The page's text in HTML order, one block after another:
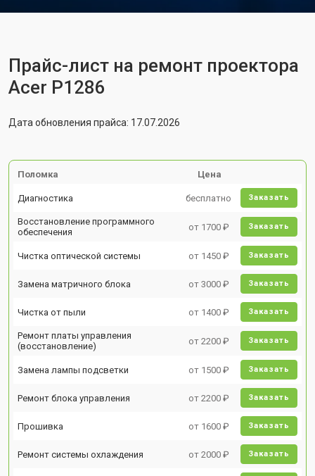
Прайс-лист на ремонт проектора
Acer P1286
Дата обновления прайса: 17.07.2026
Поломка Цена
Диагностика бесплатно Заказать
Восстановление программного
обеспечения
от 1700 ₽ Заказать
Чистка оптической системы от 1450 ₽ Заказать
Замена матричного блока от 3000 ₽ Заказать
Чистка от пыли от 1400 ₽ Заказать
Ремонт платы управления
(восстановление)
от 2200 ₽ Заказать
Замена лампы подсветки от 1500 ₽ Заказать
Ремонт блока управления от 2200 ₽ Заказать
Прошивка от 1600 ₽ Заказать
Ремонт системы охлаждения от 2000 ₽ Заказать